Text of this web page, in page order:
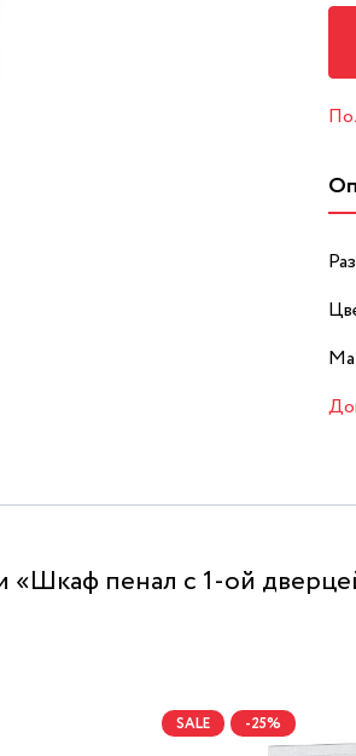
пенал с 1-ой
SALE -25%